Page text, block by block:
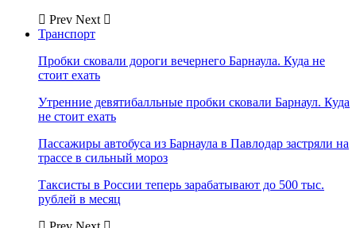
Prev Next
Транспорт
Пробки сковали дороги вечернего Барнаула. Куда не
стоит ехать
Утренние девятибалльные пробки сковали Барнаул. Куда
не стоит ехать
Пассажиры автобуса из Барнаула в Павлодар застряли на
трассе в сильный мороз
Таксисты в России теперь зарабатывают до 500 тыс.
рублей в месяц